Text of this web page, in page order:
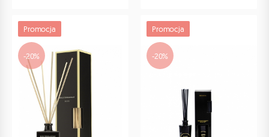
Promocja
-20%
Promocja
-20%